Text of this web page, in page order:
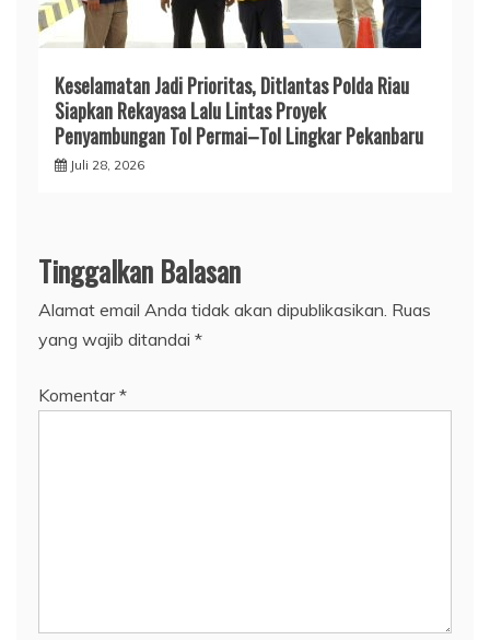
Keselamatan Jadi Prioritas, Ditlantas Polda Riau
Siapkan Rekayasa Lalu Lintas Proyek
Penyambungan Tol Permai–Tol Lingkar Pekanbaru
Juli 28, 2026
Tinggalkan Balasan
Alamat email Anda tidak akan dipublikasikan. Ruas
yang wajib ditandai *
Komentar*